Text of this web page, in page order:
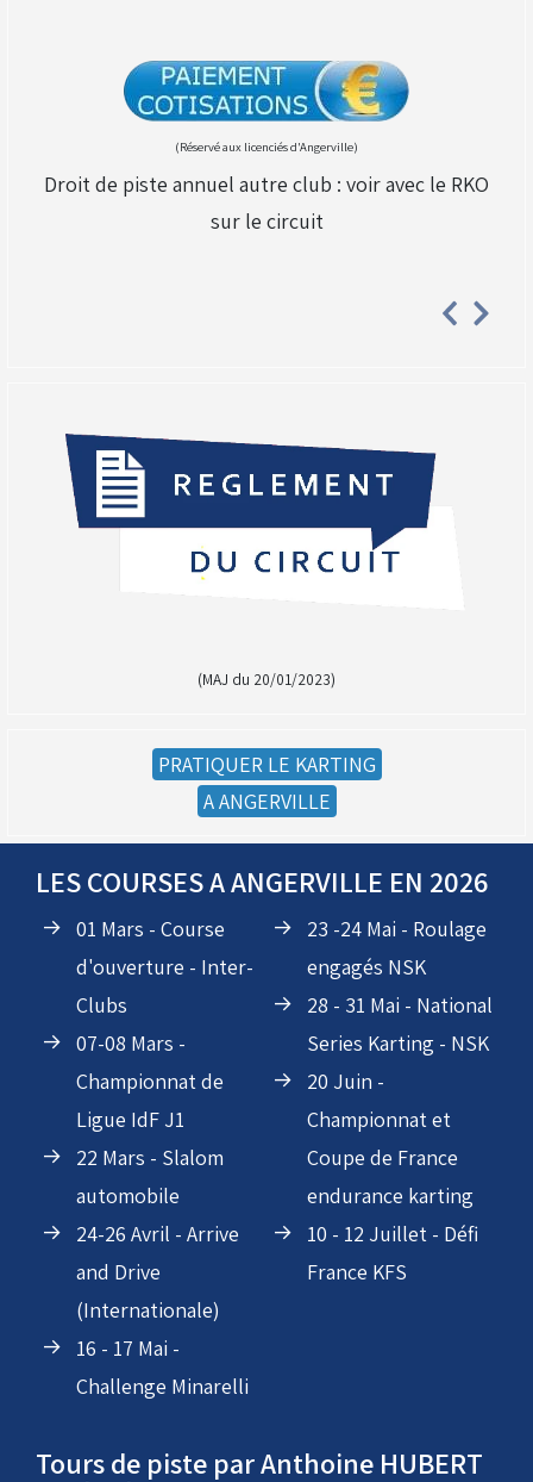
Droit de piste annuel autre club : voir avec le RKO
sur le circuit
(Réservé aux licenciés d'Angerville)
Droit de piste annuel autre club : voir avec le RKO
sur le circuit
(MAJ du 20/01/2023)
A ANGERVILLE
LES COURSES A ANGERVILLE EN 2026
01 Mars - Course
d'ouverture - Inter-
Clubs
07-08 Mars -
Championnat de
Ligue IdF J1
22 Mars - Slalom
automobile
24-26 Avril - Arrive
and Drive
(Internationale)
Challenge Minarelli
23 -24 Mai - Roulage
engagés NSK
28 - 31 Mai - National
Series Karting - NSK
20 Juin -
Championnat et
Coupe de France
endurance karting